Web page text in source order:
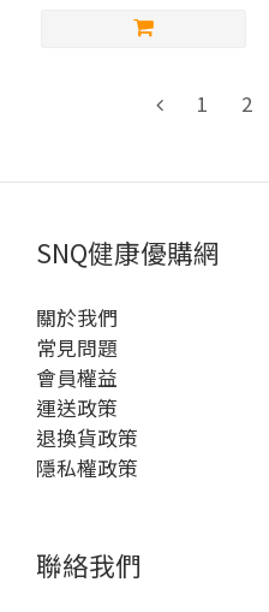
1 2
SNQ健康優購網
關於我們
常見問題
會員權益
運送政策
退換貨政策
隱私權政策
聯絡我們